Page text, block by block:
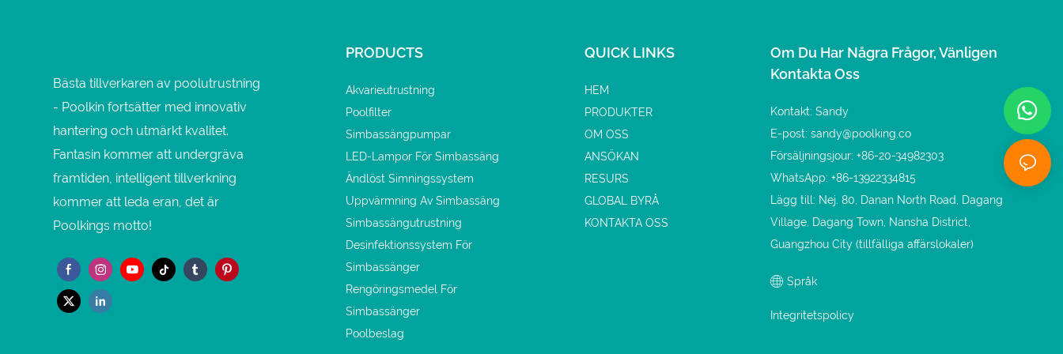
Bästa tillverkaren av poolutrustning
- Poolkin fortsätter med innovativ
hantering och utmärkt kvalitet.
Fantasin kommer att undergräva
framtiden, intelligent tillverkning
kommer att leda eran, det är
Poolkings motto!
PRODUCTS
Akvarieutrustning
Poolfilter
Simbassängpumpar
LED-Lampor För Simbassäng
Ändlöst Simningssystem
Uppvärmning Av Simbassäng
Simbassängutrustning
Desinfektionssystem För
Simbassänger
Rengöringsmedel För
Simbassänger
Poolbeslag
QUICK LINKS
HEM
PRODUKTER
OM OSS
ANSÖKAN
RESURS
GLOBAL BYRÅ
KONTAKTA OSS
Om Du Har Några Frågor, Vänligen
Kontakta Oss
Kontakt: Sandy
E-post:sandy@poolking.co
Försäljningsjour: +86-20-34982303
WhatsApp: +86-13922334815
Lägg till: Nej. 80, Danan North Road, Dagang
Village, Dagang Town, Nansha District,
Guangzhou City (tillfälliga affärslokaler)
Språk
Integritetspolicy